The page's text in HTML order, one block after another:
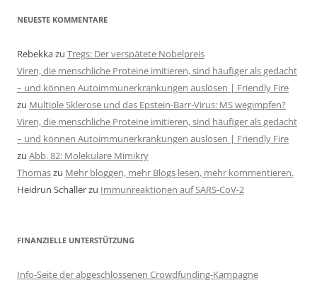
NEUESTE KOMMENTARE
Rebekkazu Tregs: Der verspätete Nobelpreis
Viren, die menschliche Proteine imitieren, sind häufiger als gedacht
– und können Autoimmunerkrankungen auslösen | Friendly Fire
zu Multiple Sklerose und das Epstein-Barr-Virus: MS wegimpfen?
Viren, die menschliche Proteine imitieren, sind häufiger als gedacht
– und können Autoimmunerkrankungen auslösen | Friendly Fire
zu Abb. 82: Molekulare Mimikry
Thomaszu Mehr bloggen, mehr Blogs lesen, mehr kommentieren.
Heidrun Schallerzu Immunreaktionen auf SARS-CoV-2
FINANZIELLE UNTERSTÜTZUNG
Info-Seite der abgeschlossenen Crowdfunding-Kampagne